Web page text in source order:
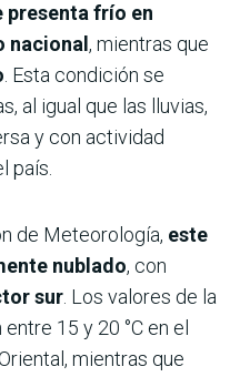
presenta frío en
nacional , mientras que
. Esta condición se
al igual que las lluvias,
y con actividad
país.
de Meteorología, este
nublado, con
sur. Los valores de la
15 y 20 °C en el
mientras que